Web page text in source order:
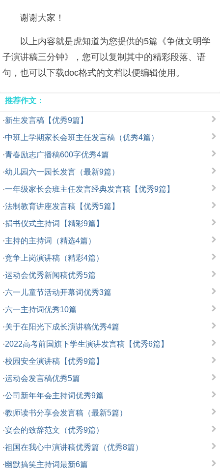
谢谢大家！
以上内容就是虎知道为您提供的5篇《争做文明学
子演讲稿三分钟》，您可以复制其中的精彩段落、语
句，也可以下载doc格式的文档以便编辑使用。
推荐作文：
·新生发言稿【优秀9篇】
·中班上学期家长会班主任发言稿（优秀4篇）
·青春励志广播稿600字优秀4篇
·幼儿园六一园长发言（最新9篇）
·一年级家长会班主任发言经典发言稿【优秀9篇】
·法制教育讲座发言稿【优秀5篇】
·捐书仪式主持词【精彩9篇】
·主持的主持词（精选4篇）
·竞争上岗演讲稿（精彩4篇）
·运动会优秀新闻稿优秀5篇
·六一儿童节活动开幕词优秀3篇
·六一主持词优秀10篇
·关于在阳光下成长演讲稿优秀4篇
·2022高考前国旗下学生演讲发言稿【优秀6篇】
·校园安全演讲稿【优秀9篇】
·运动会发言稿优秀5篇
·公司新年年会主持词优秀9篇
·教师读书分享会发言稿（最新5篇）
·宴会的致辞范文（优秀9篇）
·祖国在我心中演讲稿优秀篇（优秀8篇）
·幽默搞笑主持词最新6篇